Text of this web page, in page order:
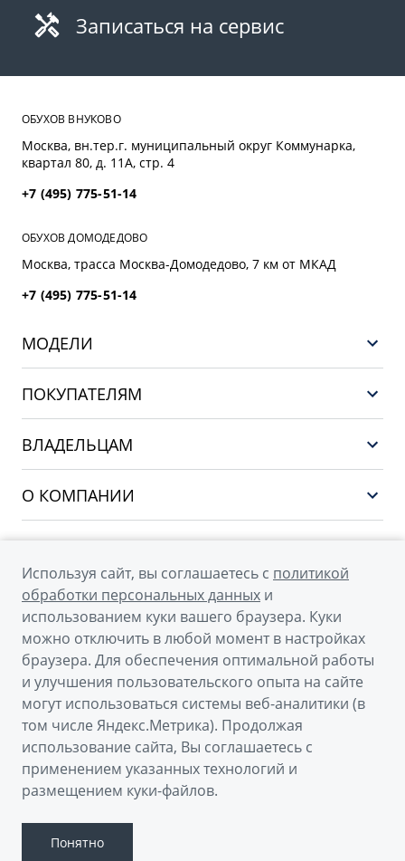
Записаться на сервис
ОБУХОВ ВНУКОВО
Москва, вн.тер.г. муниципальный округ Коммунарка,
квартал 80, д. 11А, стр. 4
+7 (495) 775-51-14
ОБУХОВ ДОМОДЕДОВО
Москва, трасса Mосква-Домодедово, 7 км от МКАД
+7 (495) 775-51-14
МОДЕЛИ
CITYRAY
ATLAS
OKAVANGO
MONJARO
Архивные модели
ПОКУПАТЕЛЯМ
ВЛАДЕЛЬЦАМ
О КОМПАНИИ
Новости
Наша команда
Правовая информация
Контакты
Мы в соцсетях
© 2026
Официальный сайт Geely в России
Политика обработки персональных данных
Правовая информация
Сделано в ПЕРКС
Используя сайт, вы соглашаетесь с политикой
обработки персональных данных и
использованием куки вашего браузера. Куки
можно отключить в любой момент в настройках
браузера. Для обеспечения оптимальной работы
и улучшения пользовательского опыта на сайте
могут использоваться системы веб-аналитики (в
том числе Яндекс.Метрика). Продолжая
использование сайта, Вы соглашаетесь с
применением указанных технологий и
размещением куки-файлов.
Понятно